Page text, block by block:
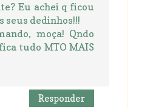
Eu achei q ficou
seus dedinhos!!!
moça! Qndo
tudo MTO MAIS
Responder